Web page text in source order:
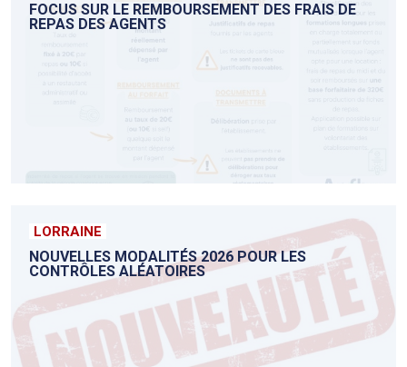
FOCUS SUR LE REMBOURSEMENT DES FRAIS DE
REPAS DES AGENTS
LORRAINE
NOUVELLES MODALITÉS 2026 POUR LES
CONTRÔLES ALÉATOIRES